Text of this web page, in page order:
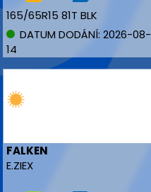
165/65R15 81T BLK
DATUM DODÁNÍ: 2026-08-
14
FALKEN
E.ZIEX